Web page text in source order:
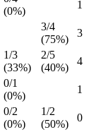
(0%)
1
3/4
(75%)
3
1/3
(33%)
2/5
(40%)
4
0/1
(0%)
1
0/2
(0%)
1/2
(50%)
0